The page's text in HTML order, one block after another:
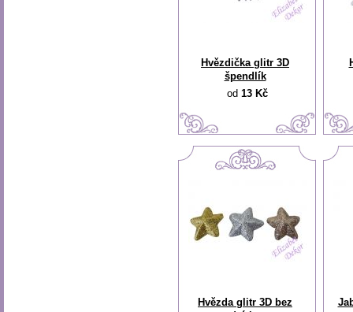
Hvězdička glitr 3D
špendlík
od 13 Kč
Hvězda glitr 3D bez